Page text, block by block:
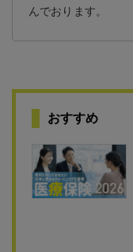
んでおります。
おすすめ